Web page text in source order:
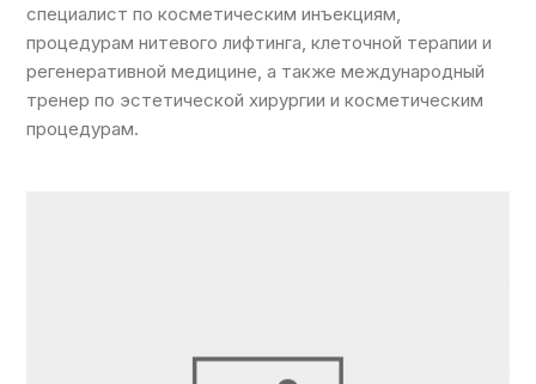
специалист по косметическим инъекциям,
процедурам нитевого лифтинга, клеточной терапии и
регенеративной медицине, а также международный
тренер по эстетической хирургии и косметическим
процедурам.